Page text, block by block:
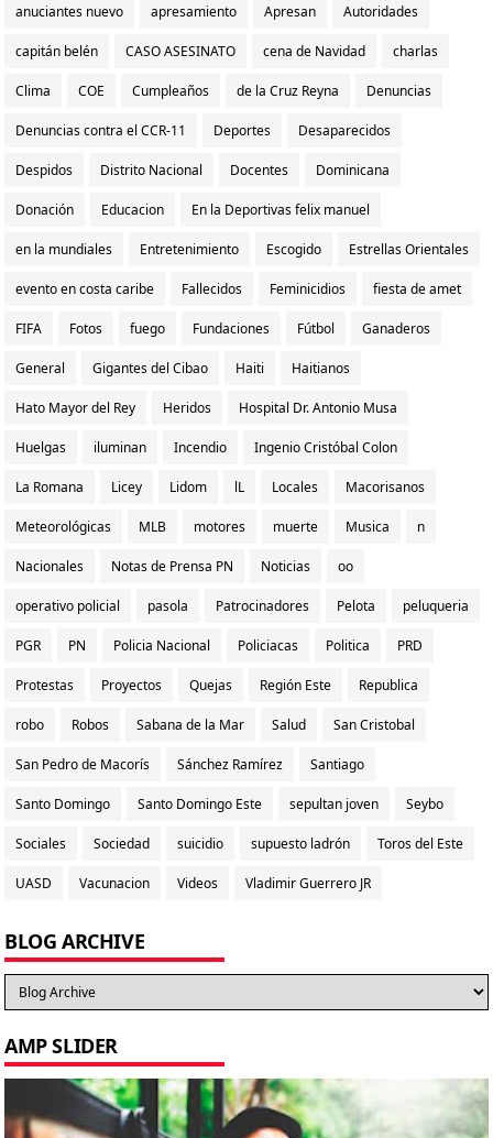
anuciantes nuevo apresamiento Apresan Autoridades
capitán belén CASO ASESINATO cena de Navidad charlas
Clima COE Cumpleaños de la Cruz Reyna Denuncias
Denuncias contra el CCR-11 Deportes Desaparecidos
Despidos Distrito Nacional Docentes Dominicana
Donación Educacion En la Deportivas felix manuel
en la mundiales Entretenimiento Escogido Estrellas Orientales
evento en costa caribe Fallecidos Feminicidios fiesta de amet
FIFA Fotos fuego Fundaciones Fútbol Ganaderos
General Gigantes del Cibao Haiti Haitianos
Hato Mayor del Rey Heridos Hospital Dr. Antonio Musa
Huelgas iluminan Incendio Ingenio Cristóbal Colon
La Romana Licey Lidom lL Locales Macorisanos
Meteorológicas MLB motores muerte Musica n
Nacionales Notas de Prensa PN Noticias oo
operativo policial pasola Patrocinadores Pelota peluqueria
PGR PN Policia Nacional Policiacas Politica PRD
Protestas Proyectos Quejas Región Este Republica
robo Robos Sabana de la Mar Salud San Cristobal
San Pedro de Macorís Sánchez Ramírez Santiago
Santo Domingo Santo Domingo Este sepultan joven Seybo
Sociales Sociedad suicidio supuesto ladrón Toros del Este
UASD Vacunacion Videos Vladimir Guerrero JR
BLOG ARCHIVE
AMP SLIDER